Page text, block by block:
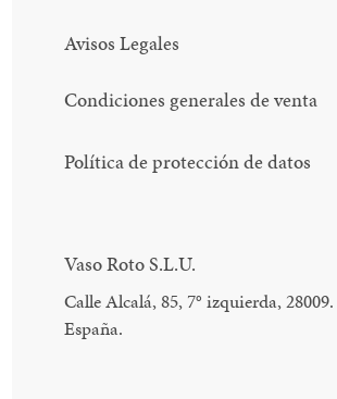
Avisos Legales
Condiciones generales de venta
Política de protección de datos
Vaso Roto S.L.U.
Calle Alcalá, 85, 7° izquierda,
España.